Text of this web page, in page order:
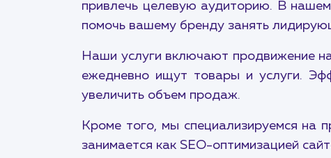
привлечь целевую аудиторию. В
помочь вашему бренду занять
Наши услуги включают продвижение
ежедневно ищут товары и услуги.
увеличить объем продаж.
Кроме того, мы специализируемся
занимается как SEO-оптимизацией